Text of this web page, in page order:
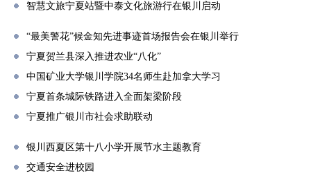
智慧文旅宁夏站暨中泰文化旅游行在银川启动
“最美警花”候金知先进事迹首场报告会在银川举行
宁夏贺兰县深入推进农业“八化”
中国矿业大学银川学院34名师生赴加拿大学习
宁夏首条城际铁路进入全面架梁阶段
宁夏推广银川市社会求助联动
银川西夏区第十八小学开展节水主题教育
交通安全进校园